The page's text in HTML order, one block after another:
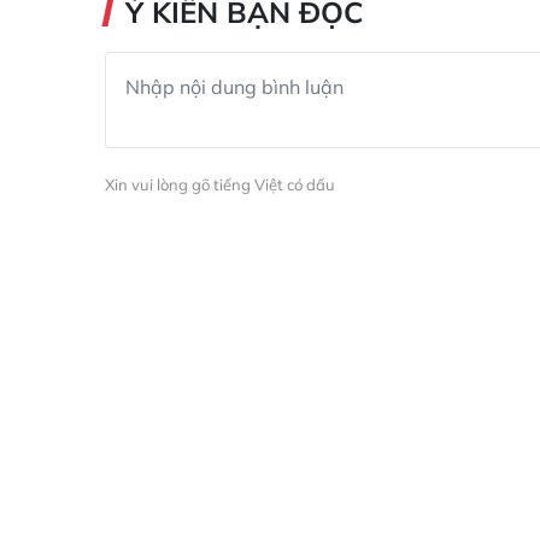
Ý KIẾN BẠN ĐỌC
Xin vui lòng gõ tiếng Việt có dấu